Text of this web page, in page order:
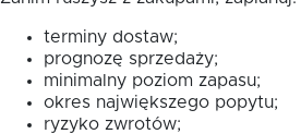
terminy dostaw;
prognozę sprzedaży;
minimalny poziom zapasu;
okres największego popytu;
ryzyko zwrotów;